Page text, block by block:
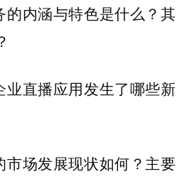
的内涵与特色是什么？其
业直播应用发生了哪些新
市场发展现状如何？主要